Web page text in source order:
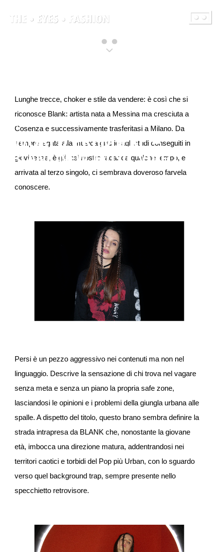
WORLD PREMIERE –
BLANK NEW MUSIC VIDEO
Lunghe trecce, choker e stile da vendere: è così che si
riconosce Blank: artista nata a Messina ma cresciuta a
Cosenza e successivamente trasferitasi a Milano. Da
sempre legata alla musica grazie agli studi conseguiti in
giovinezza, è già nel nostro radar da qualche tempo, e
arrivata al terzo singolo, ci sembrava doveroso farvela
conoscere.
Persi è un pezzo aggressivo nei contenuti ma non nel
linguaggio. Descrive la sensazione di chi trova nel vagare
senza meta e senza un piano la propria safe zone,
lasciandosi le opinioni e i problemi della giungla urbana alle
spalle. A dispetto del titolo, questo brano sembra definire la
strada intrapresa da BLANK che, nonostante la giovane
età, imbocca una direzione matura, addentrandosi nei
territori caotici e torbidi del Pop più Urban, con lo sguardo
verso quel background trap, sempre presente nello
specchietto retrovisore.